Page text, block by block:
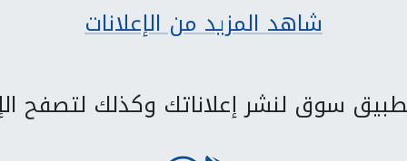
شاهد المزيد من الإعلانات
سوق لنشر إعلاناتك وكذلك لتصفح